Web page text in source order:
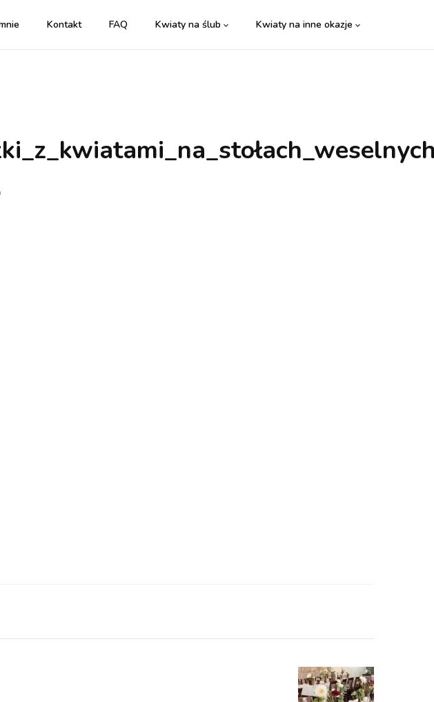
Kontakt FAQ Kwiaty na ślub Kwiaty na inne okazje